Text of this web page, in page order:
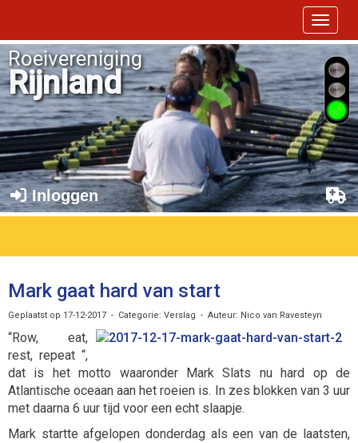
Toggle
Roeivereniging
Rijnland
Inloggen
Mark gaat hard van start
Geplaatst op 17-12-2017 - Categorie: Verslag - Auteur: Nico van Ravesteyn
“Row, eat,
rest, repeat “,
dat is het motto waaronder Mark Slats nu hard op de
Atlantische oceaan aan het roeien is. In zes blokken van 3 uur
met daarna 6 uur tijd voor een echt slaapje.
Mark startte afgelopen donderdag als een van de laatsten,